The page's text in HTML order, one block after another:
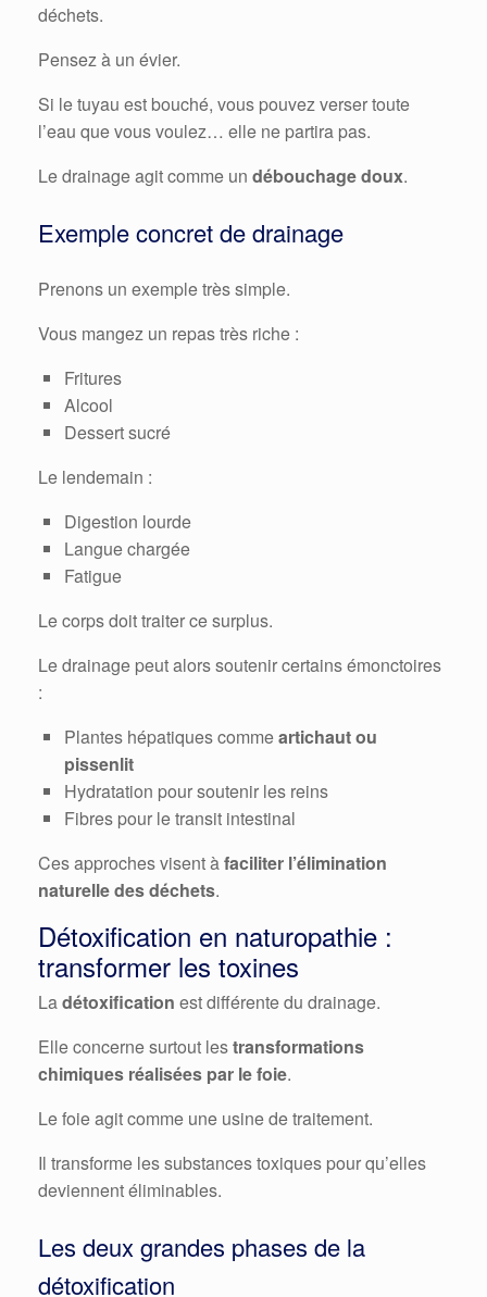
déchets.
Pensez à un évier.
Si le tuyau est bouché, vous pouvez verser toute
l’eau que vous voulez… elle ne partira pas.
Le drainage agit comme un débouchage doux.
Exemple concret de drainage
Prenons un exemple très simple.
Vous mangez un repas très riche :
Fritures
Alcool
Dessert sucré
Le lendemain :
Digestion lourde
Langue chargée
Fatigue
Le corps doit traiter ce surplus.
Le drainage peut alors soutenir certains émonctoires
:
Plantes hépatiques commeartichaut ou
pissenlit
Hydratation pour soutenir les reins
Fibres pour le transit intestinal
Ces approches visent àfaciliter l’élimination
naturelle des déchets.
Détoxification en naturopathie :
transformer les toxines
Ladétoxification est différente du drainage.
Elle concerne surtout lestransformations
chimiques réalisées par le foie.
Le foie agit comme une usine de traitement.
Il transforme les substances toxiques pour qu’elles
deviennent éliminables.
Les deux grandes phases de la
détoxification